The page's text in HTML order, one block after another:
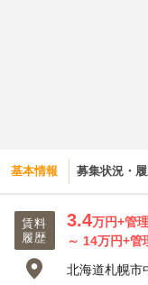
基本情報 募集状況・
賃料
履歴
3.4万円+管
～ 14万円+管
北海道札幌市